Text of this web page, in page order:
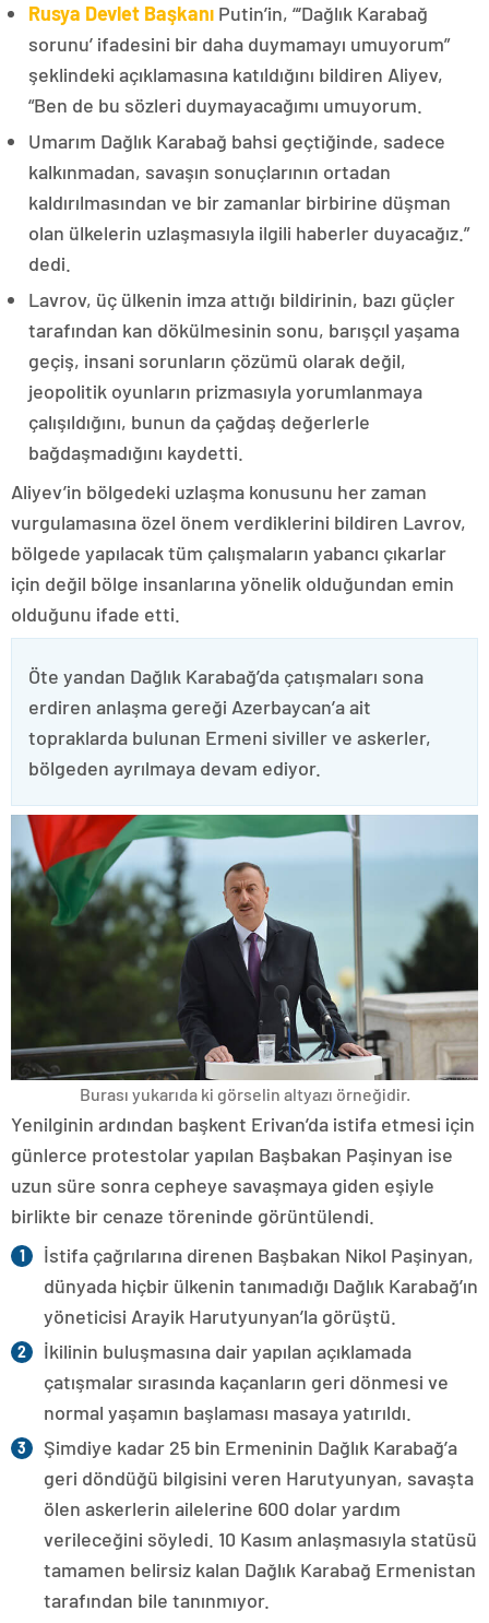
Rusya Devlet Başkanı Putin’in, “‘Dağlık Karabağ
sorunu’ ifadesini bir daha duymamayı umuyorum”
şeklindeki açıklamasına katıldığını bildiren Aliyev,
“Ben de bu sözleri duymayacağımı umuyorum.
Umarım Dağlık Karabağ bahsi geçtiğinde, sadece
kalkınmadan, savaşın sonuçlarının ortadan
kaldırılmasından ve bir zamanlar birbirine düşman
olan ülkelerin uzlaşmasıyla ilgili haberler duyacağız.”
dedi.
Lavrov, üç ülkenin imza attığı bildirinin, bazı güçler
tarafından kan dökülmesinin sonu, barışçıl yaşama
geçiş, insani sorunların çözümü olarak değil,
jeopolitik oyunların prizmasıyla yorumlanmaya
çalışıldığını, bunun da çağdaş değerlerle
bağdaşmadığını kaydetti.
Aliyev’in bölgedeki uzlaşma konusunu her zaman
vurgulamasına özel önem verdiklerini bildiren Lavrov,
bölgede yapılacak tüm çalışmaların yabancı çıkarlar
için değil bölge insanlarına yönelik olduğundan emin
olduğunu ifade etti.
Öte yandan Dağlık Karabağ’da çatışmaları sona
erdiren anlaşma gereği Azerbaycan’a ait
topraklarda bulunan Ermeni siviller ve askerler,
bölgeden ayrılmaya devam ediyor.
Burası yukarıda ki görselin altyazı örneğidir.
Yenilginin ardından başkent Erivan’da istifa etmesi için
günlerce protestolar yapılan Başbakan Paşinyan ise
uzun süre sonra cepheye savaşmaya giden eşiyle
birlikte bir cenaze töreninde görüntülendi.
İstifa çağrılarına direnen Başbakan Nikol Paşinyan,
dünyada hiçbir ülkenin tanımadığı Dağlık Karabağ’ın
yöneticisi Arayik Harutyunyan’la görüştü.
İkilinin buluşmasına dair yapılan açıklamada
çatışmalar sırasında kaçanların geri dönmesi ve
normal yaşamın başlaması masaya yatırıldı.
Şimdiye kadar 25 bin Ermeninin Dağlık Karabağ’a
geri döndüğü bilgisini veren Harutyunyan, savaşta
ölen askerlerin ailelerine 600 dolar yardım
verileceğini söyledi. 10 Kasım anlaşmasıyla statüsü
tamamen belirsiz kalan Dağlık Karabağ Ermenistan
tarafından bile tanınmıyor.